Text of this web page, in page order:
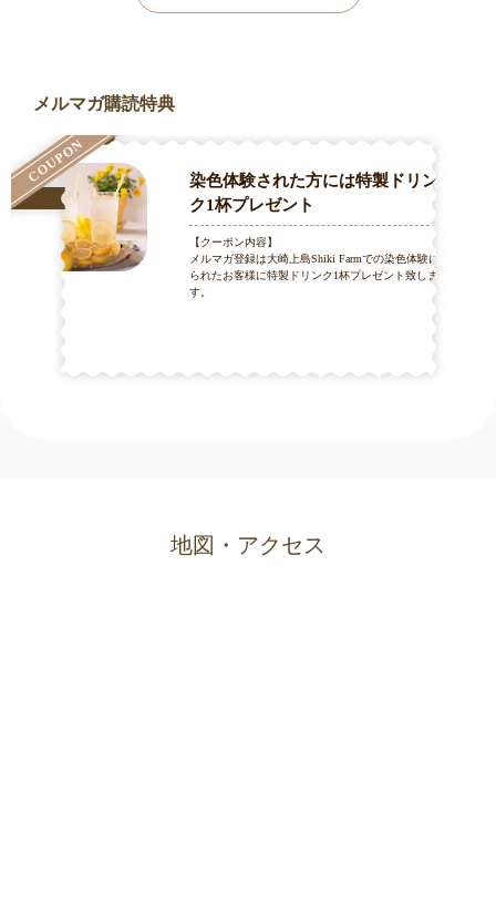
メルマガ購読特典
染色体験された方には特製ドリン
ク1杯プレゼント
【クーポン内容】
メルマガ登録は大崎上島Shiki Farmでの染色体験に来
られたお客様に特製ドリンク1杯プレゼント致しま
す。
COUPON
地図・アクセス